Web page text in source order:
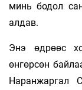
минь бодол
алдав.
Энэ өдрөөс
өнгөрсөн
Наранжаргал